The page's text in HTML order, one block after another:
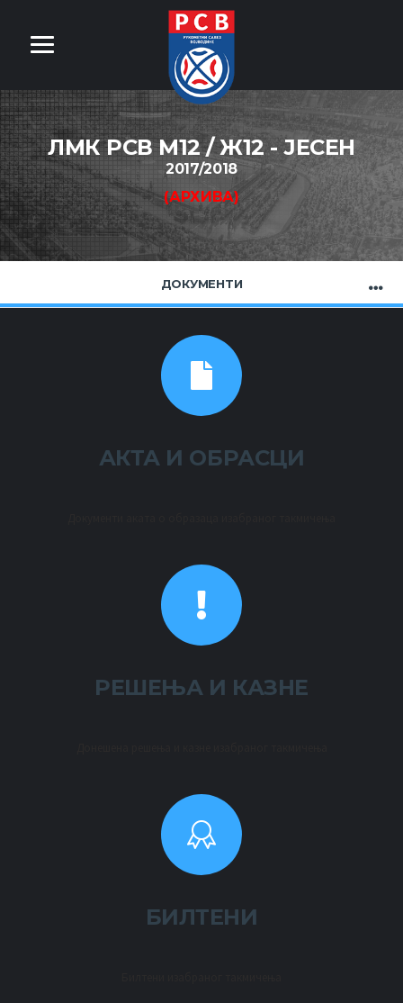
ЛМК РСВ М12 / Ж12 - ЈЕСЕН
2017/2018
(АРХИВА)
ДОКУМЕНТИ
АКТА И ОБРАСЦИ
РЕШЕЊА И КАЗНЕ
БИЛТЕНИ